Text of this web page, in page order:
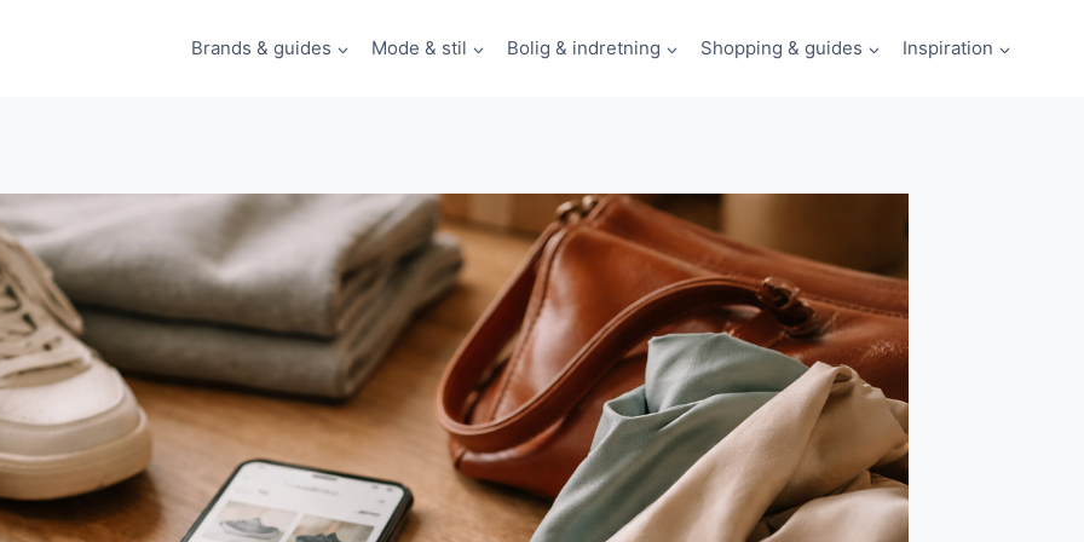
Brands & guides Mode & stil Bolig & indretning Shopping & guides Inspiration